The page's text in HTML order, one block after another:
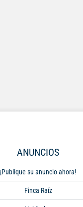
ANUNCIOS
¡Publique su anuncio ahora!
Finca Raíz